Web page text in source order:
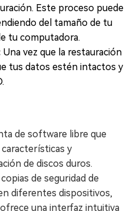
Este proceso puede
del tamaño de tu
tu computadora.
Una vez que la restauración
tus datos estén intactos y
de software libre que
y
de discos duros.
de seguridad de
diferentes dispositivos,
una interfaz intuitiva